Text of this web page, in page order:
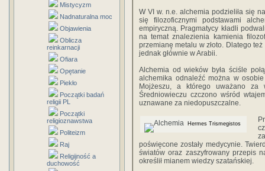
Mistycyzm
Nadnaturalna moc
Objawienia
Oblicza
reinkarnacji
Ofiara
Opętanie
Piekło
Początki badań
religii PL
Początki
religioznawstwa
Politeizm
Raj
Religijność a
duchowość
W VI w. n.e. alchemia podzieliła się
się filozoficznymi podstawami
empiryczną. Pragmatycy kładli
na temat znalezienia kamienia
przemianę metalu w złoto. Dlatego
jednak głównie w Arabii.
Alchemia od wieków była ściśle
alchemika odnaleźć można w
Mojżeszu, a którego uważano
Średniowieczu czczono wśród
uznawane za niedopuszczalne.
Hermes Trismegistos
poświęcone zostały medycynie.
światów oraz zaszyfrowany przepis
określił mianem wiedzy szatańskiej.